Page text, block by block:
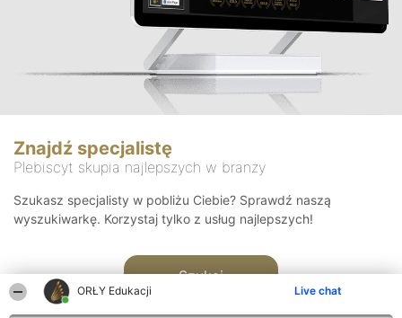
ORŁY Edukacji Live chat
Znajdź specjalistę
Plebiscyt skupia najlepszych w branży
Szukasz specjalisty w pobliżu Ciebie? Sprawdź naszą
wyszukiwarkę. Korzystaj tylko z usług najlepszych!
Szukaj